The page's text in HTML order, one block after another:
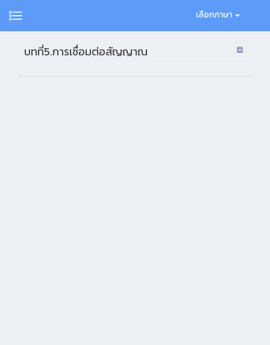
เลือกภาษา
บทที่5.การเชื่อมต่อสัญญาณ